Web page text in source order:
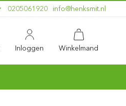
0205061920 ln.timskneh@ofni
Inloggen Winkelmand